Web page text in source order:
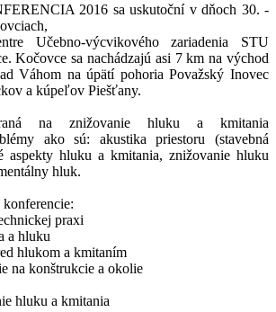
2016 sa uskutoční v dňoch 30. -
Učebno-výcvikového zariadenia STU
Kočovce sa nachádzajú asi 7 km na východ
Váhom na úpätí pohoria Považský Inovec
a kúpeľov Piešťany.
na znižovanie hluku a kmitania
ako sú: akustika priestoru (stavebná
aspekty hluku a kmitania, znižovanie hluku
hluk.
konferencie:
praxi
a hluku
hlukom a kmitaním
na konštrukcie a okolie
hluku a kmitania